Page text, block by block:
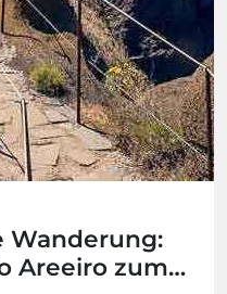
Wanderung:
Areeiro zum